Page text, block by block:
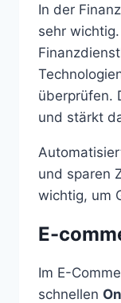
In der
sehr
überprüfen.
und stärkt
und sparen
wichtig, um
E-
Im E-
schnellen